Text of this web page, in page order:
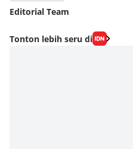
Editorial Team
Editor
Fahrul Razi Uni Nurullah
Tonton lebih seru di